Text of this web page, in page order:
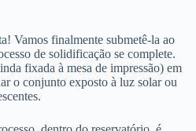
Vamos finalmente submetê-la ao
de solidificação se complete.
fixada à mesa de impressão) em
o conjunto exposto à luz solar ou